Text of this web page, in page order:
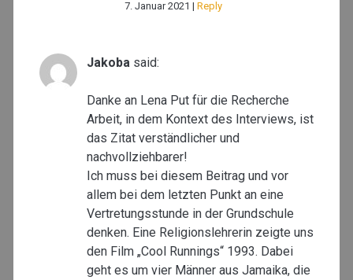
7. Januar 2021 Reply
Jakoba said:
Danke an Lena Put für die Recherche
Arbeit, in dem Kontext des Interviews, ist
das Zitat verständlicher und
nachvollziehbarer!
Ich muss bei diesem Beitrag und vor
allem bei dem letzten Punkt an eine
Vertretungsstunde in der Grundschule
denken. Eine Religionslehrerin zeigte uns
den Film „Cool Runnings“ 1993. Dabei
geht es um vier Männer aus Jamaika, die